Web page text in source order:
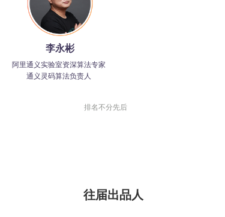
李永彬
阿里通义实验室资深算法专家
通义灵码算法负责人
排名不分先后
往届出品人